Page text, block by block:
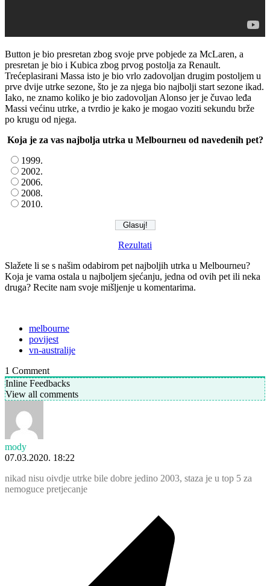
Button je bio presretan zbog svoje prve pobjede za McLaren, a
presretan je bio i Kubica zbog prvog postolja za Renault.
Trećeplasirani Massa isto je bio vrlo zadovoljan drugim postoljem u
prve dvije utrke sezone, što je za njega bio najbolji start sezone ikad.
Iako, ne znamo koliko je bio zadovoljan Alonso jer je čuvao leđa
Massi većinu utrke, a tvrdio je kako je mogao voziti sekundu brže
po krugu od njega.
Koja je za vas najbolja utrka u Melbourneu od navedenih pet?
1999.
2002.
2006.
2008.
2010.
Rezultati
Slažete li se s našim odabirom pet najboljih utrka u Melbourneu?
Koja je vama ostala u najboljem sjećanju, jedna od ovih pet ili neka
druga? Recite nam svoje mišljenje u komentarima.
melbourne
povijest
vn-australije
1 Comment
Inline Feedbacks
View all comments
mody
07.03.2020. 18:22
nikad nisu oivdje utrke bile dobre jedino 2003, staza je u top 5 za
nemoguce pretjecanje